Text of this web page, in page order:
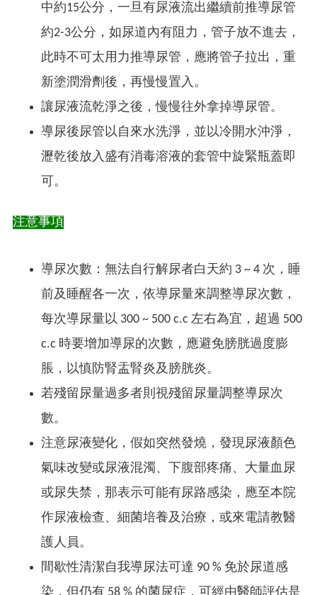
中約15公分，一旦有尿液流出繼續前推導尿管
約2-3公分，如尿道內有阻力，管子放不進去，
此時不可太用力推導尿管，應將管子拉出，重
新塗潤滑劑後，再慢慢置入。
讓尿液流乾淨之後，慢慢往外拿掉導尿管。
導尿後尿管以自來水洗淨，並以冷開水沖淨，
瀝乾後放入盛有消毒溶液的套管中旋緊瓶蓋即
可。
注意事項
導尿次數：無法自行解尿者白天約 3 ~ 4 次，睡
前及睡醒各一次，依導尿量來調整導尿次數，
每次導尿量以 300 ~ 500 c.c 左右為宜，超過 500
c.c 時要增加導尿的次數，應避免膀胱過度膨
脹，以慎防腎盂腎炎及膀胱炎。
若殘留尿量過多者則視殘留尿量調整導尿次
數。
注意尿液變化，假如突然發燒，發現尿液顏色
氣味改變或尿液混濁、下腹部疼痛、大量血尿
或尿失禁，那表示可能有尿路感染，應至本院
作尿液檢查、細菌培養及治療，或來電請教醫
護人員。
間歇性清潔自我導尿法可達 90 % 免於尿道感